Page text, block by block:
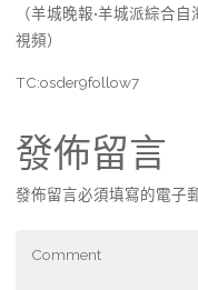
（羊城晚報•羊城派綜合
視頻）
TC:osder9follow7
發佈留言
發佈留言必須填寫的電子